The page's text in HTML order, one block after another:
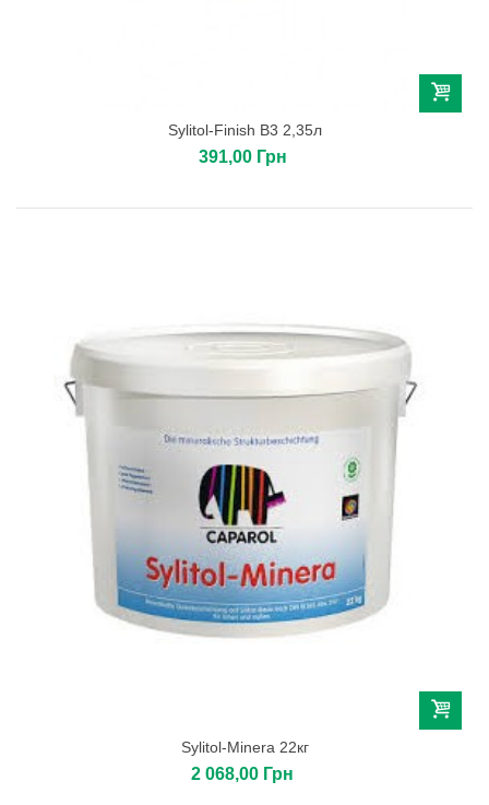
Sylitol-Finish B3 2,35л
391,00 Грн
Sylitol-Minera 22кг
2 068,00 Грн